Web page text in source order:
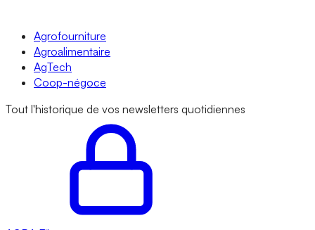
Agrofourniture
Agroalimentaire
AgTech
Coop-négoce
Tout l'historique de vos newsletters quotidiennes